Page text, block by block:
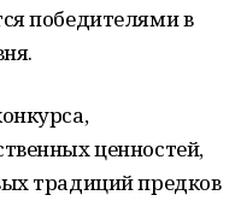
победителями в
ценностей,
традиций предков